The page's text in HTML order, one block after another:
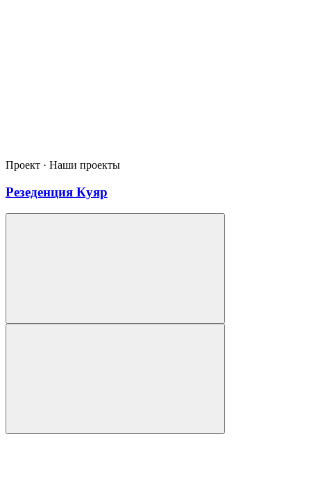
Проект · Наши проекты
Резеденция Куяр